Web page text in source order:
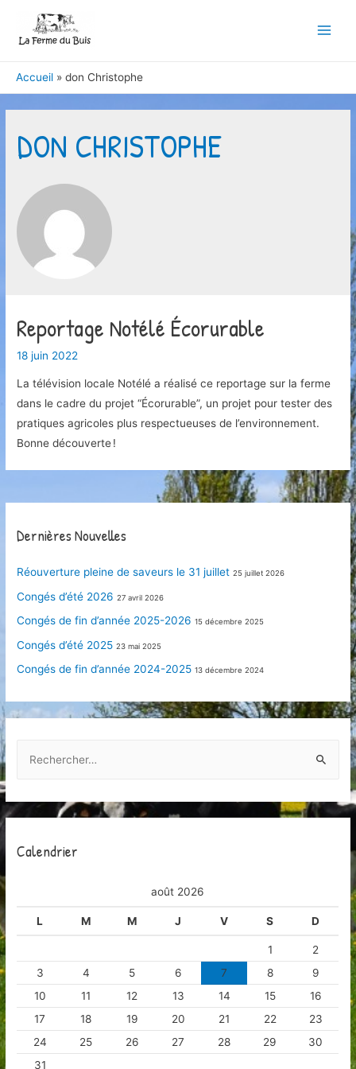
Accueil don Christophe
DON CHRISTOPHE
Reportage Notélé Écorurable
18 juin 2022
La télévision locale Notélé a réalisé ce reportage sur la ferme
dans le cadre du projet “Écorurable”, un projet pour tester des
pratiques agricoles plus respectueuses de l’environnement.
Bonne découverte !
Dernières Nouvelles
Réouverture pleine de saveurs le 31 juillet 25 juillet 2026
Congés d’été 2026 27 avril 2026
Congés de fin d’année 2025-2026 15 décembre 2025
Congés d’été 2025 23 mai 2025
Congés de fin d’année 2024-2025 13 décembre 2024
r
:
Calendrier
août 2026
L M M J V S D
1
2
3
4 5 6 7 8
9
10
11 12 13 14 15
16
17
18 19 20 21 22
23
24
25 26 27 28 29
30
31